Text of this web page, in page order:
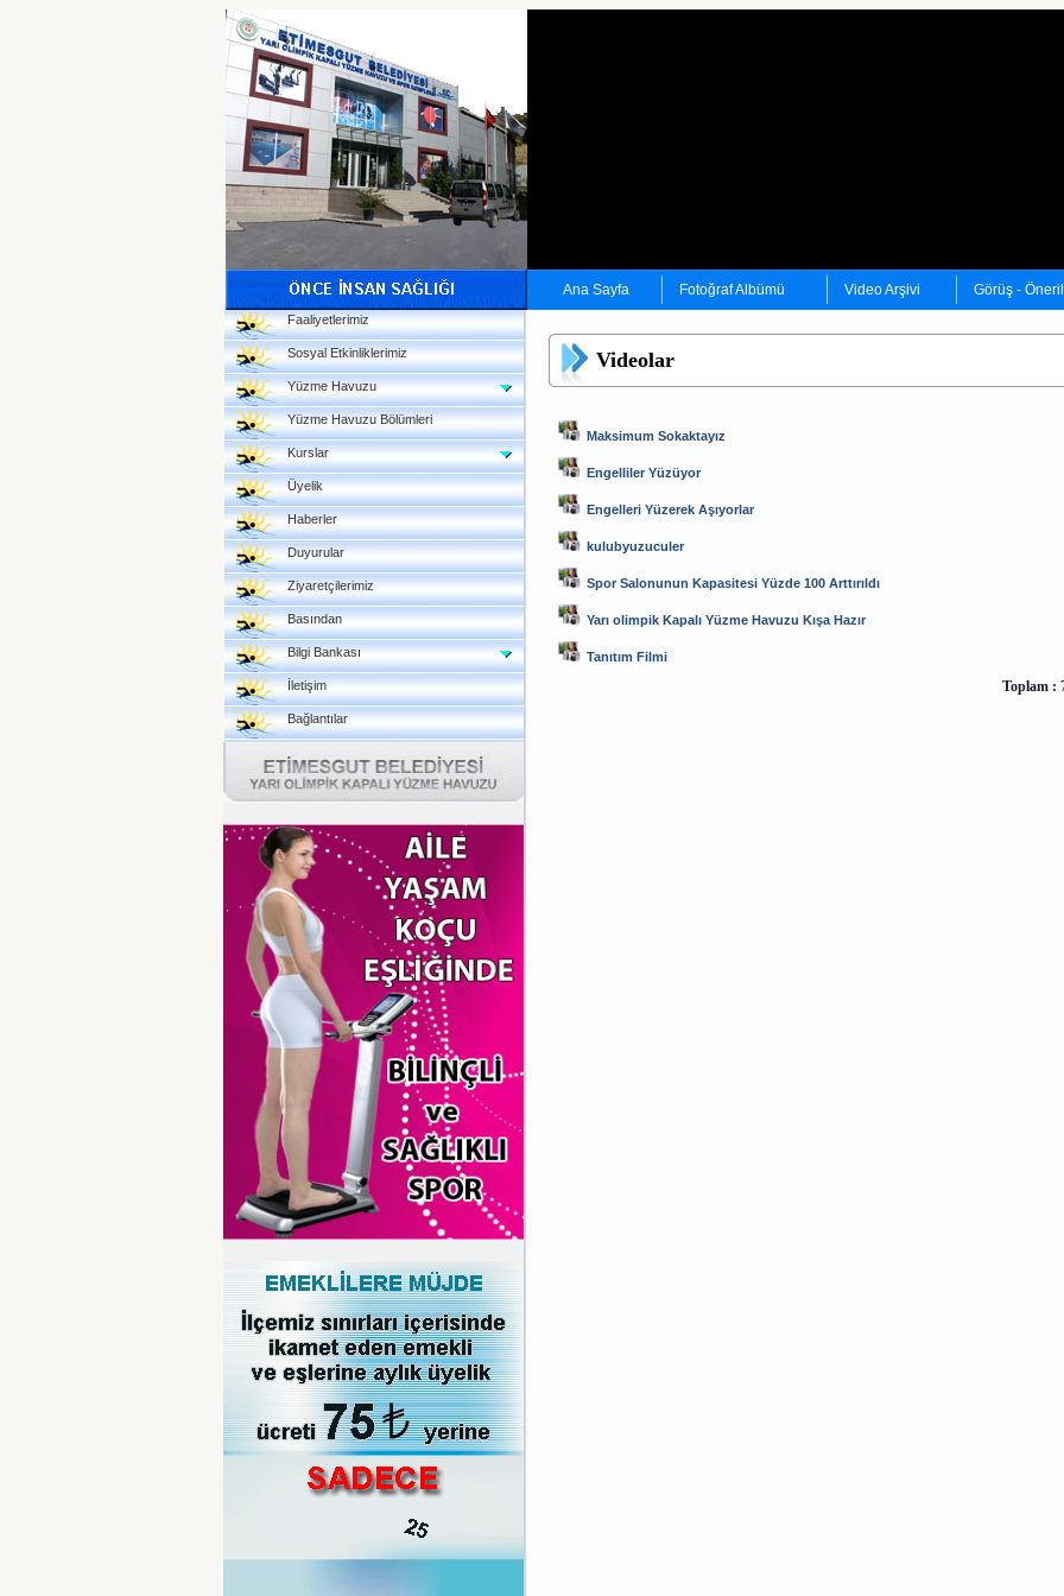
Ana Sayfa Fotoğraf Albümü Video Arşivi Görüş -
Faaliyetlerimiz
Sosyal Etkinliklerimiz
Yüzme Havuzu
Yüzme Havuzu Bölümleri
Kurslar
Üyelik
Haberler
Duyurular
Ziyaretçilerimiz
Basından
Bilgi Bankası
İletişim
Bağlantılar
Videolar
Maksimum Sokaktayız
Engelliler Yüzüyor
Engelleri Yüzerek Aşıyorlar
kulubyuzuculer
Spor Salonunun Kapasitesi Yüzde 100 Arttırıldı
Yarı olimpik Kapalı Yüzme Havuzu Kışa Hazır
Tanıtım Filmi
Toplam :